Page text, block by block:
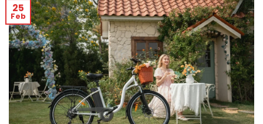
25
Feb